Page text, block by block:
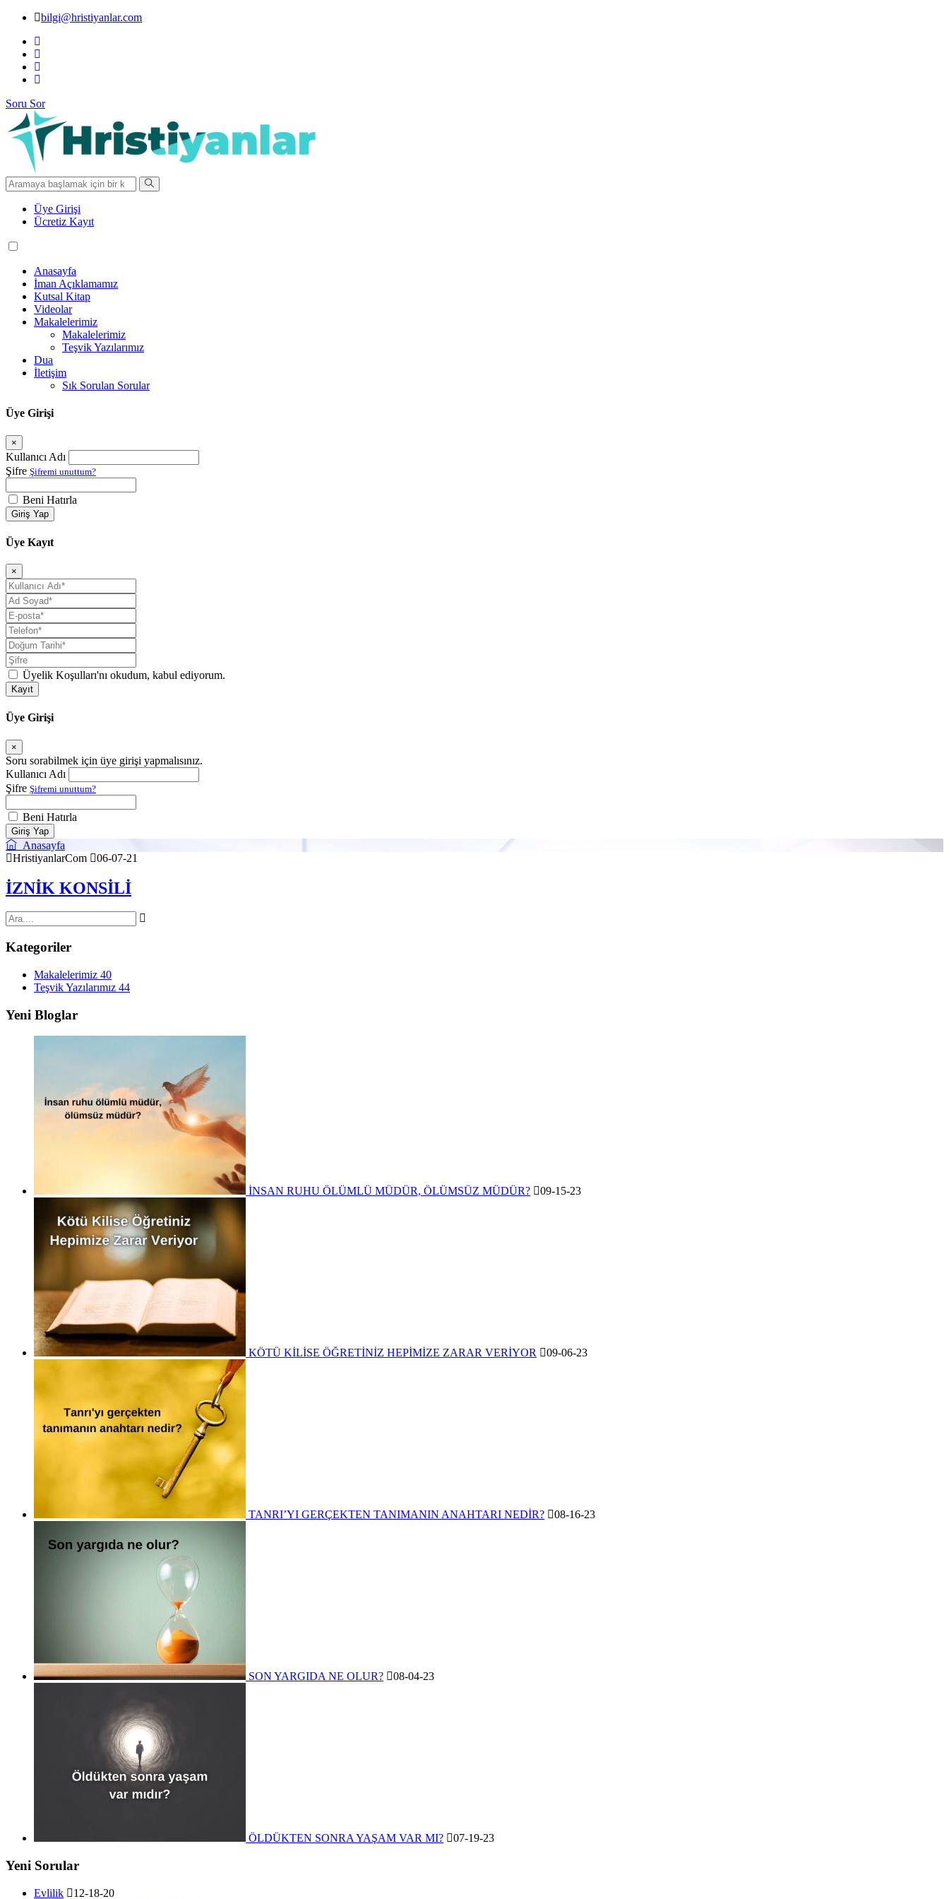
bilgi@hristiyanlar.com
Soru Sor
Üye Girişi
Ücretiz Kayıt
Anasayfa
İman Açıklamamız
Kutsal Kitap
Videolar
Makalelerimiz
Makalelerimiz
Teşvik Yazılarımız
Dua
İletişim
Sık Sorulan Sorular
Üye Girişi
×
Kullanıcı Adı
Şifre Şifremi unuttum?
Beni Hatırla
Giriş Yap
Üye Kayıt
×
Üyelik Koşulları'nı okudum, kabul ediyorum.
Kayıt
Üye Girişi
×
Soru sorabilmek için üye girişi yapmalısınız.
Kullanıcı Adı
Şifre Şifremi unuttum?
Beni Hatırla
Giriş Yap
Anasayfa
HristiyanlarCom
06-07-21
İZNİK KONSİLİ
Kategoriler
Makalelerimiz 40
Teşvik Yazılarımız 44
Yeni Bloglar
İNSAN RUHU ÖLÜMLÜ MÜDÜR, ÖLÜMSÜZ MÜDÜR? 09-15-23
KÖTÜ KİLİSE ÖĞRETİNİZ HEPİMİZE ZARAR VERİYOR 09-06-23
TANRI’YI GERÇEKTEN TANIMANIN ANAHTARI NEDİR? 08-16-23
SON YARGIDA NE OLUR? 08-04-23
ÖLDÜKTEN SONRA YAŞAM VAR MI? 07-19-23
Yeni Sorular
Evlilik
12-18-20